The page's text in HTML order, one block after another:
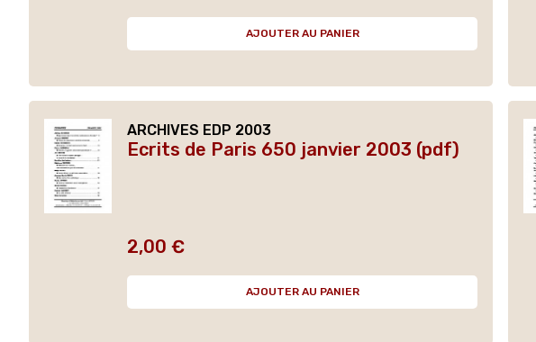
AJOUTER AU PANIER
ARCHIVES EDP 2003
Ecrits de Paris 650 janvier 2003 (pdf)
Prix
2,00 €
AJOUTER AU PANIER